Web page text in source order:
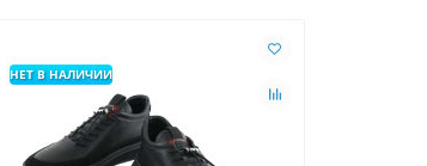
НЕТ В НАЛИЧИИ